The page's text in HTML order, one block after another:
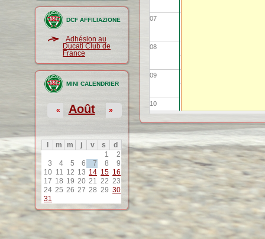
DCF AFFILIAZIONE
Adhésion au
Ducati Club de
France
MINI CALENDRIER
Août
« »
m m j v s
d
1
2
3
4 5 6 7 8
9
10 11 12 13 14 15 16
17 18 19 20 21 22 23
24 25 26 27 28 29 30
31
07
08
09
10
11
12
13